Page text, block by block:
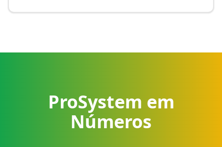
ProSystem em
Números